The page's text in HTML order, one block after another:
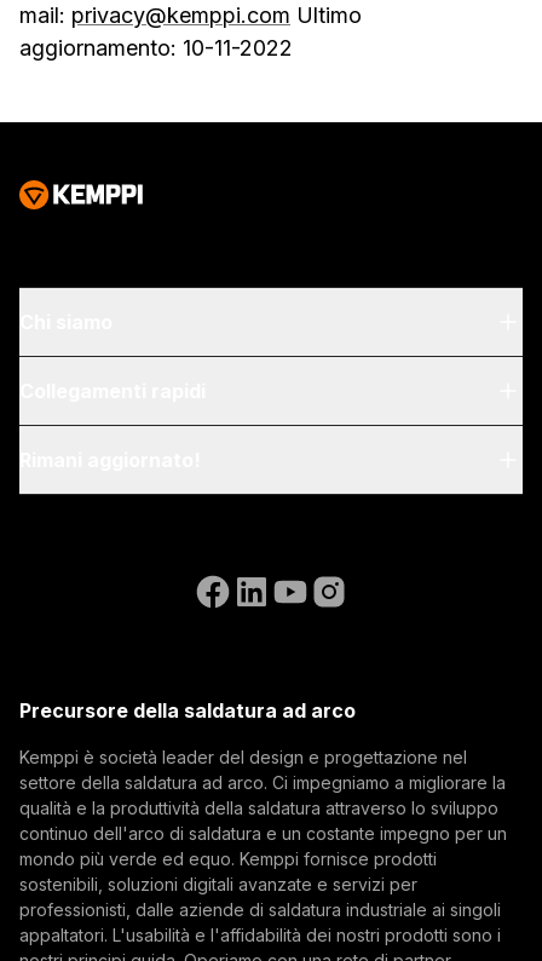
mail: privacy@kemppi.com Ultimo
aggiornamento: 10-11-2022
Blog & notizie
Istruzioni per la fatturazione
Vai al sito web di WeldEye
(opens in a new tab)
(opens in a new tab)
Integratore
Utente finale
Iscrivendosi alla nostra newsletter si accetta di
ricevere e-mail da Kemppi.
Precursore della saldatura ad arco
Kemppi è società leader del design e progettazione nel
settore della saldatura ad arco. Ci impegniamo a migliorare la
qualità e la produttività della saldatura attraverso lo sviluppo
continuo dell'arco di saldatura e un costante impegno per un
mondo più verde ed equo. Kemppi fornisce prodotti
sostenibili, soluzioni digitali avanzate e servizi per
professionisti, dalle aziende di saldatura industriale ai singoli
appaltatori. L'usabilità e l'affidabilità dei nostri prodotti sono i